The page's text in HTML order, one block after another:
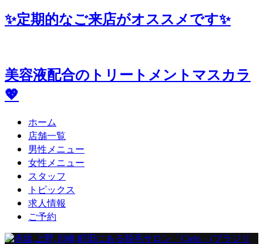
✨定期的なご来店がオススメです✨
美容液配合のトリートメントマスカラ
💖
ホーム
店舗一覧
男性メニュー
女性メニュー
スタッフ
トピックス
求人情報
ご予約